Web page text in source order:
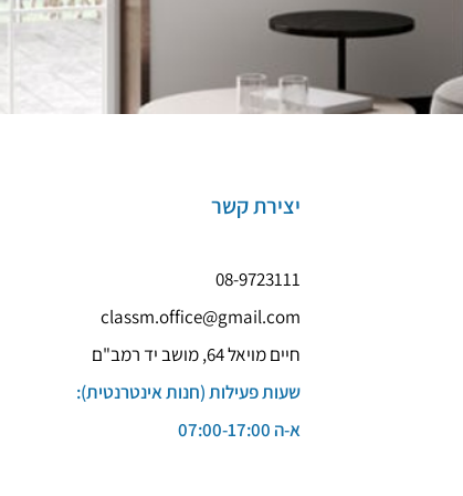
יצירת קשר
08-9723111
classm.office@gmail.com
חיים מויאל 64, מושב יד רמב"ם
שעות פעילות (חנות אינטרנטית):
א-ה 07:00-17:00